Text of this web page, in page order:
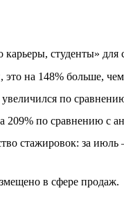
студенты»
это на 148% больше,
по
209% по сравнению с
стажировок: за
в сфере продаж.